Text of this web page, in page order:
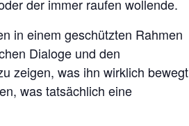
der immer raufen wollende.
in einem geschützten Rahmen
Dialoge und den
zeigen, was ihn wirklich bewegt
was tatsächlich eine